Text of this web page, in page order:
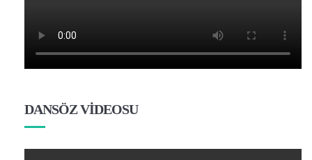
DANSÖZ VİDEOSU